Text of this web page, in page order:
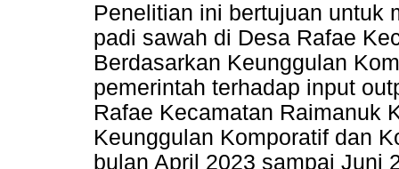
Penelitian ini bertujuan untuk
padi sawah di Desa Rafae
Berdasarkan Keunggulan
pemerintah terhadap input
Rafae Kecamatan Raimanuk
Keunggulan Komporatif dan
bulan April 2023 sampai Juni